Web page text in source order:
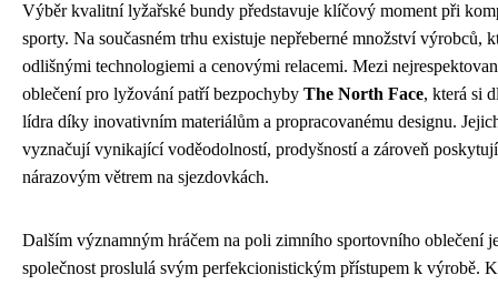
Výběr kvalitní lyžařské bundy představuje klíčový moment při
sporty. Na současném trhu existuje nepřeberné množství výrobců,
odlišnými technologiemi a cenovými relacemi. Mezi
oblečení pro lyžování patří bezpochyby The North Face, která si
lídra díky inovativním materiálům a propracovanému designu.
vyznačují vynikající voděodolností, prodyšností a zároveň
nárazovým větrem na sjezdovkách.
Dalším významným hráčem na poli zimního sportovního oblečení
společnost proslulá svým perfekcionistickým přístupem k výrobě.